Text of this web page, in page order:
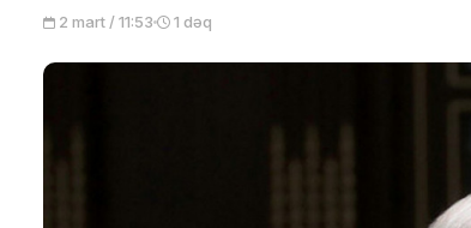
2 mart / 11:53 1 dəq